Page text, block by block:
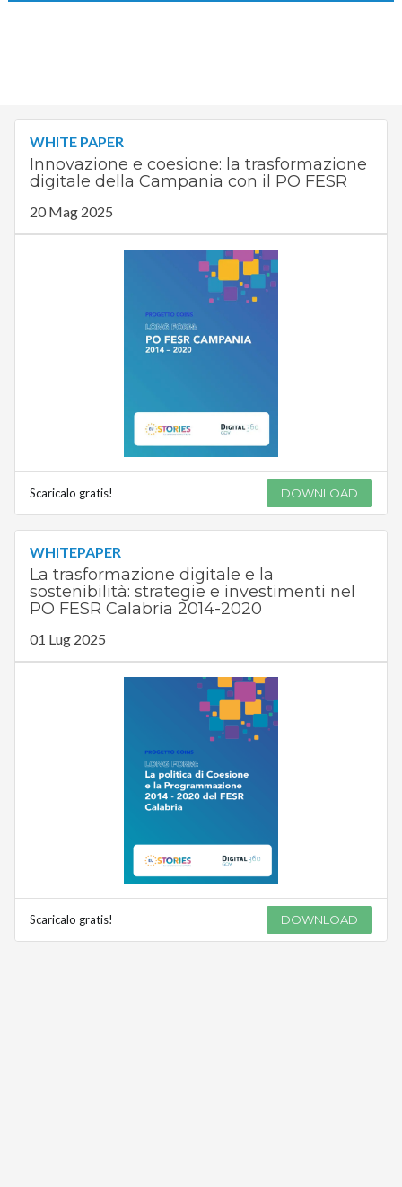
WHITE PAPER
Innovazione e coesione: la trasformazione
digitale della Campania con il PO FESR
20 Mag 2025
Scaricalo gratis! DOWNLOAD
WHITEPAPER
La trasformazione digitale e la
sostenibilità: strategie e investimenti nel
PO FESR Calabria 2014-2020
01 Lug 2025
Scaricalo gratis! DOWNLOAD